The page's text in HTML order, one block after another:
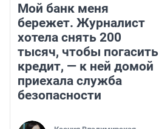
Мой банк меня
бережет. Журналист
хотела снять 200
тысяч, чтобы погасить
кредит, — к ней домой
приехала служба
безопасности